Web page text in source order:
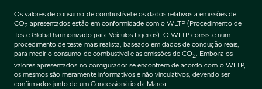
Os valores de consumo de combustível e os dados relativos a emissões de
CO2 apresentados estão em conformidade com o WLTP (Procedimento de
Teste Global harmonizado para Veículos Ligeiros). O WLTP consiste num
procedimento de teste mais realista, baseado em dados de condução reais,
para medir o consumo de combustível e as emissões de CO2 . Embora os
valores apresentados no configurador se encontrem de acordo com o WLTP,
os mesmos são meramente informativos e não vinculativos, devendo ser
confirmados junto de um Concessionário da Marca.